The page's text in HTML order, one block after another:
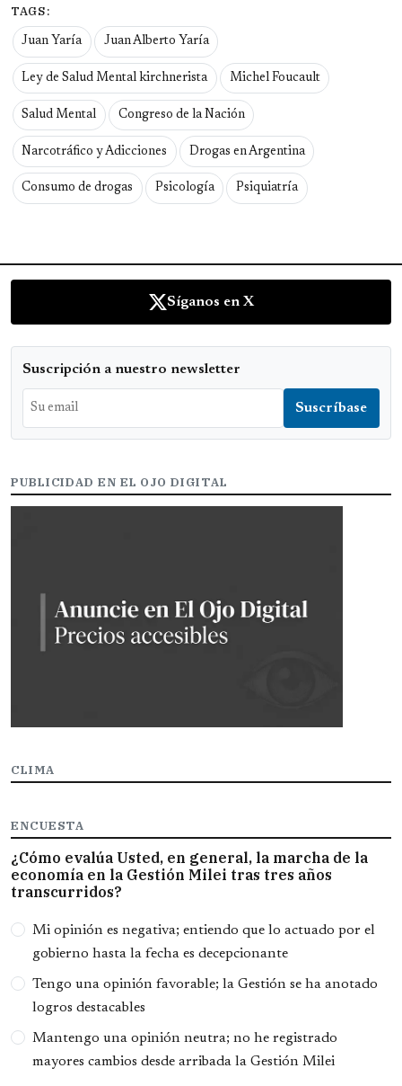
TAGS:
Juan Yaría Juan Alberto Yaría
Ley de Salud Mental kirchnerista Michel Foucault
Salud Mental Congreso de la Nación
Narcotráfico y Adicciones Drogas en Argentina
Consumo de drogas Psicología Psiquiatría
Síganos en X
Suscripción a nuestro newsletter
PUBLICIDAD EN EL OJO DIGITAL
CLIMA
ENCUESTA
¿Cómo evalúa Usted, en general, la marcha de la
economía en la Gestión Milei tras tres años
transcurridos?
Opciones
Mi opinión es negativa; entiendo que lo actuado por el
gobierno hasta la fecha es decepcionante
Tengo una opinión favorable; la Gestión se ha anotado
logros destacables
Mantengo una opinión neutra; no he registrado
mayores cambios desde arribada la Gestión Milei